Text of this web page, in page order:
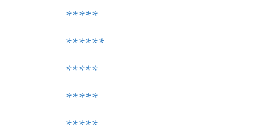
*****
******
*****
*****
*****